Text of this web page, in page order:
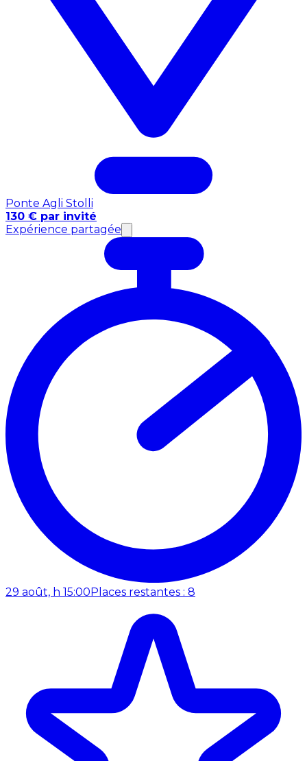
Ponte Agli Stolli
130 € par invité
Expérience partagée
29 août, h 15:00 Places restantes : 8